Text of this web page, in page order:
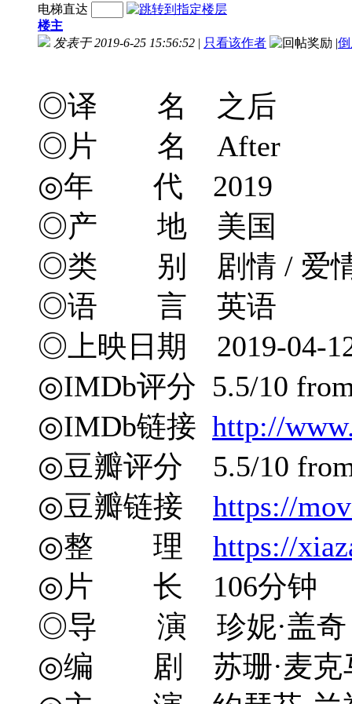
电梯直达
楼主
发表于 2019-6-25 15:56:52 | 只看该作者 |
◎译 名 之后
◎片 名 After
◎年 代 2019
◎产 地 美国
◎类 别 剧情 / 爱
◎语 言 英语
◎上映日期 2019-04-
◎IMDb评分 5.5/10 from
◎IMDb链接 http://
◎豆瓣评分 5.5/10 from
◎豆瓣链接 https://
◎整 理 https://
◎片 长 106分钟
◎导 演 珍妮·盖奇
◎编 剧 苏珊·麦克马